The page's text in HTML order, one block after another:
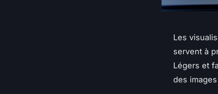
Les
servent à
Légers et
des